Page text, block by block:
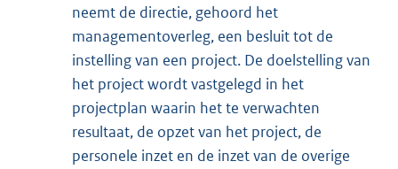
neemt de directie, gehoord het
managementoverleg, een besluit tot de
instelling van een project. De doelstelling van
het project wordt vastgelegd in het
projectplan waarin het te verwachten
resultaat, de opzet van het project, de
personele inzet en de inzet van de overige